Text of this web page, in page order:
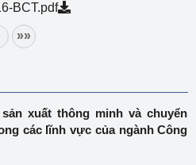
BCT.pdf
»»
xuất thông minh và chuyển
các lĩnh vực của ngành Công